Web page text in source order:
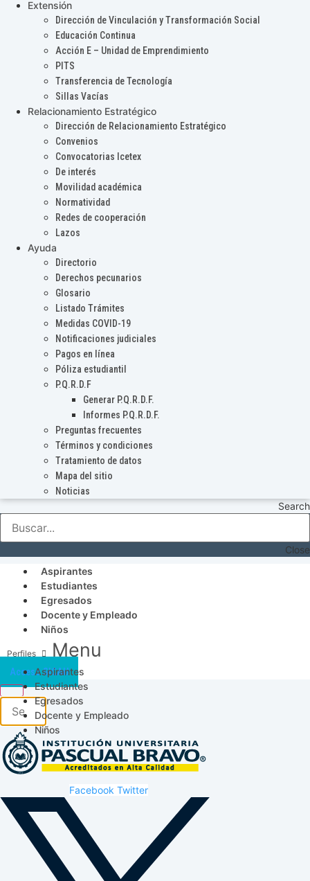
Extensión
Dirección de Vinculación y Transformación Social
Educación Continua
Acción E – Unidad de Emprendimiento
PITS
Transferencia de Tecnología
Sillas Vacías
Relacionamiento Estratégico
Dirección de Relacionamiento Estratégico
Convenios
Convocatorias Icetex
De interés
Movilidad académica
Normatividad
Redes de cooperación
Lazos
Ayuda
Directorio
Derechos pecunarios
Glosario
Listado Trámites
Medidas COVID-19
Notificaciones judiciales
Pagos en línea
Póliza estudiantil
P.Q.R.D.F
Generar P.Q.R.D.F.
Informes P.Q.R.D.F.
Preguntas frecuentes
Términos y condiciones
Tratamiento de datos
Mapa del sitio
Noticias
Search
Close
Aspirantes
Estudiantes
Egresados
Docente y Empleado
Niños
Menu
Aspirantes
Estudiantes
Egresados
Docente y Empleado
Niños
Acceso SICAU
Facebook Twitter